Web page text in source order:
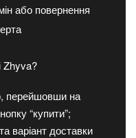
або повернення
Zhyva?
перейшовши на
“купити”;
варіант доставки